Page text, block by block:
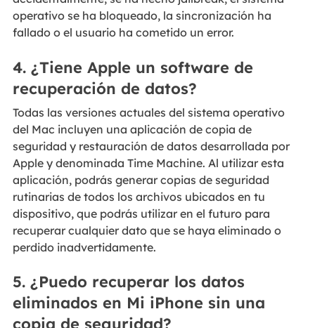
operativo se ha bloqueado, la sincronización ha
fallado o el usuario ha cometido un error.
4. ¿Tiene Apple un software de
recuperación de datos?
Todas las versiones actuales del sistema operativo
del Mac incluyen una aplicación de copia de
seguridad y restauración de datos desarrollada por
Apple y denominada Time Machine. Al utilizar esta
aplicación, podrás generar copias de seguridad
rutinarias de todos los archivos ubicados en tu
dispositivo, que podrás utilizar en el futuro para
recuperar cualquier dato que se haya eliminado o
perdido inadvertidamente.
5. ¿Puedo recuperar los datos
eliminados en Mi iPhone sin una